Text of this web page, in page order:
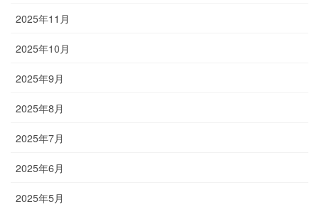
2025年11月
2025年10月
2025年9月
2025年8月
2025年7月
2025年6月
2025年5月